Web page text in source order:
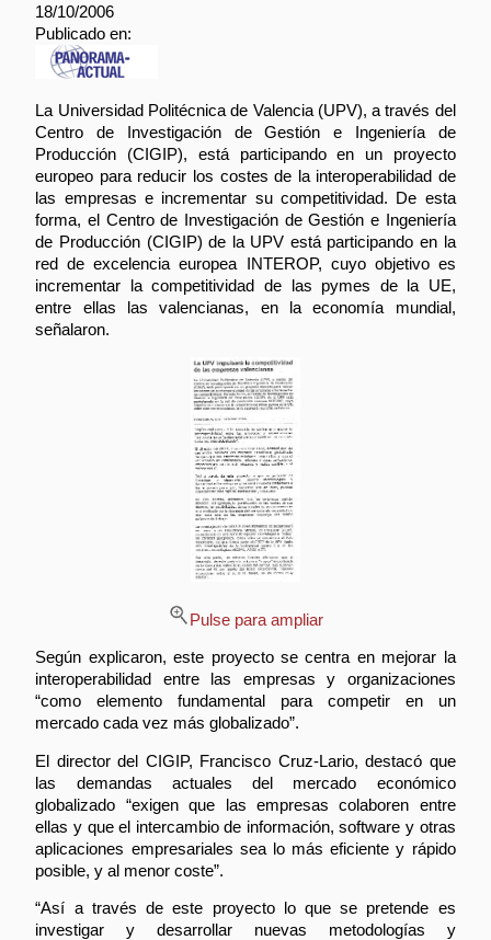
18/10/2006
Publicado en:
La Universidad Politécnica de Valencia (UPV), a través del
Centro de Investigación de Gestión e Ingeniería de
Producción (CIGIP), está participando en un proyecto
europeo para reducir los costes de la interoperabilidad de
las empresas e incrementar su competitividad. De esta
forma, el Centro de Investigación de Gestión e Ingeniería
de Producción (CIGIP) de la UPV está participando en la
red de excelencia europea INTEROP, cuyo objetivo es
incrementar la competitividad de las pymes de la UE,
entre ellas las valencianas, en la economía mundial,
señalaron.
Pulse para ampliar
Según explicaron, este proyecto se centra en mejorar la
interoperabilidad entre las empresas y organizaciones
“como elemento fundamental para competir en un
mercado cada vez más globalizado”.
El director del CIGIP, Francisco Cruz-Lario, destacó que
las demandas actuales del mercado económico
globalizado “exigen que las empresas colaboren entre
ellas y que el intercambio de información, software y otras
aplicaciones empresariales sea lo más eficiente y rápido
posible, y al menor coste”.
“Así a través de este proyecto lo que se pretende es
investigar y desarrollar nuevas metodologías y